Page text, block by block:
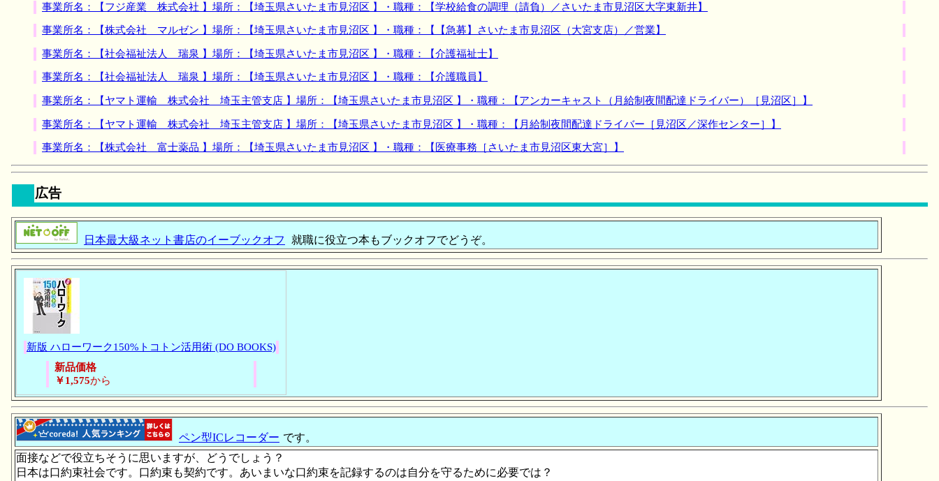
事業所名：【フジ産業 株式会社 】場所：【埼玉県さいたま市見沼区 】・職種：【学校給食の調理（請負）／さいたま市見沼区大字東新井】
事業所名：【株式会社 マルゼン 】場所：【埼玉県さいたま市見沼区 】・職種：【【急募】さいたま市見沼区（大宮支店）／営業】
事業所名：【社会福祉法人 瑞泉 】場所：【埼玉県さいたま市見沼区 】・職種：【介護福祉士】
事業所名：【社会福祉法人 瑞泉 】場所：【埼玉県さいたま市見沼区 】・職種：【介護職員】
事業所名：【ヤマト運輸 株式会社 埼玉主管支店 】場所：【埼玉県さいたま市見沼区 】・職種：【アンカーキャスト（月給制夜間配達ドライバー）［見沼区］】
事業所名：【ヤマト運輸 株式会社 埼玉主管支店 】場所：【埼玉県さいたま市見沼区 】・職種：【月給制夜間配達ドライバー［見沼区／深作センター］】
事業所名：【株式会社 富士薬品 】場所：【埼玉県さいたま市見沼区 】・職種：【医療事務［さいたま市見沼区東大宮］】
広告
日本最大級ネット書店のイーブックオフ 就職に役立つ本もブックオフでどうぞ。
新版 ハローワーク150%トコトン活用術 (DO BOOKS)
新品価格
￥1,575から
ペン型ICレコーダー です。
面接などで役立ちそうに思いますが、どうでしょう？
日本は口約束社会です。口約束も契約です。あいまいな口約束を記録するのは自分を守るために必要では？